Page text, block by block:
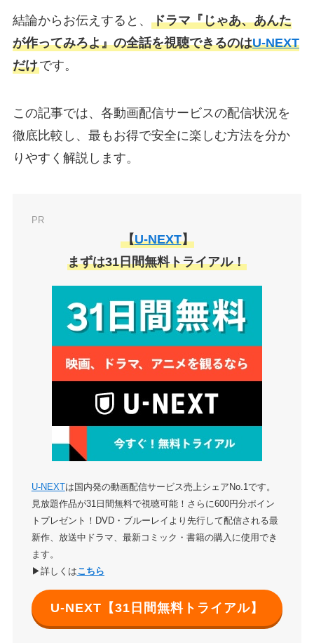
結論からお伝えすると、 ドラマ『じゃあ、あんた
が作ってみろよ』の全話を視聴できるのはU-NEXT
だけです。
この記事では、各動画配信サービスの配信状況を
徹底比較し、最もお得で安全に楽しむ方法を分か
りやすく解説します。
PR
【U-NEXT】
まずは31日間無料トライアル！
U-NEXTは国内発の動画配信サービス売上シェアNo.1です。
見放題作品が31日間無料で視聴可能！さらに600円分ポイン
トプレゼント！DVD・ブルーレイより先行して配信される最
新作、放送中ドラマ、最新コミック・書籍の購入に使用でき
ます。
▶詳しくはこちら
U-NEXT【31日間無料トライアル】